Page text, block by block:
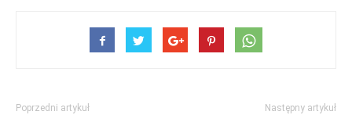
Poprzedni artykuł Następny artykuł